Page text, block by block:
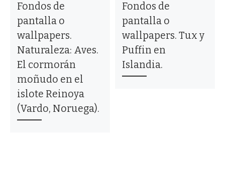
Fondos de
pantalla o
wallpapers.
Naturaleza: Aves.
El cormorán
moñudo en el
islote Reinoya
(Vardo, Noruega).
Fondos de
pantalla o
wallpapers. Tux y
Puffin en
Islandia.